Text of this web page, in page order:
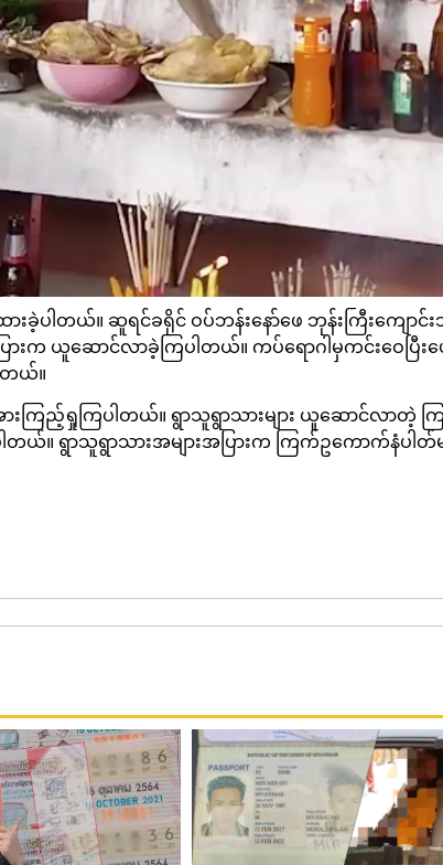
းခဲ့ပါတယ်။ ဆူရင်ခရိုင် ဝပ်ဘန်းနော်ဖေ ဘုန်းကြီးကျေ
ားက ယူဆောင်လာခဲ့ကြပါတယ်။ ကပ်ရောဂါမှကင်းဝေပြီး
ယ်။
ကြည့်ရှုကြပါတယ်။ ရွာသူရွာသားများ ယူဆောင်လာတဲ့ က
တယ်။ ရွာသူရွာသားအများအပြားက ကြက်ဥကောက်နံပါတ်